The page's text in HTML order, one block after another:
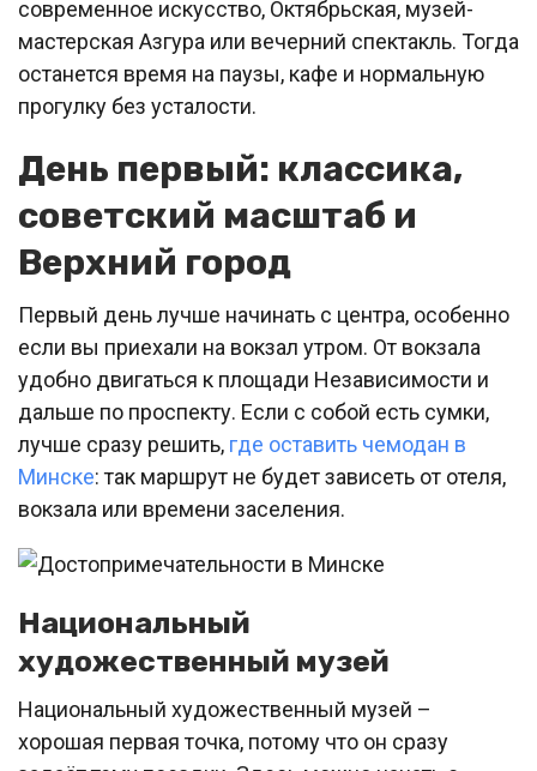
современное искусство, Октябрьская, музей-
мастерская Азгура или вечерний спектакль. Тогда
останется время на паузы, кафе и нормальную
прогулку без усталости.
День первый: классика,
советский масштаб и
Верхний город
Первый день лучше начинать с центра, особенно
если вы приехали на вокзал утром. От вокзала
удобно двигаться к площади Независимости и
дальше по проспекту. Если с собой есть сумки,
лучше сразу решить, где оставить чемодан в
Минске: так маршрут не будет зависеть от отеля,
вокзала или времени заселения.
Национальный
художественный музей
Национальный художественный музей –
хорошая первая точка, потому что он сразу